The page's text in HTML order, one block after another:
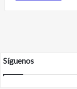
Síguenos